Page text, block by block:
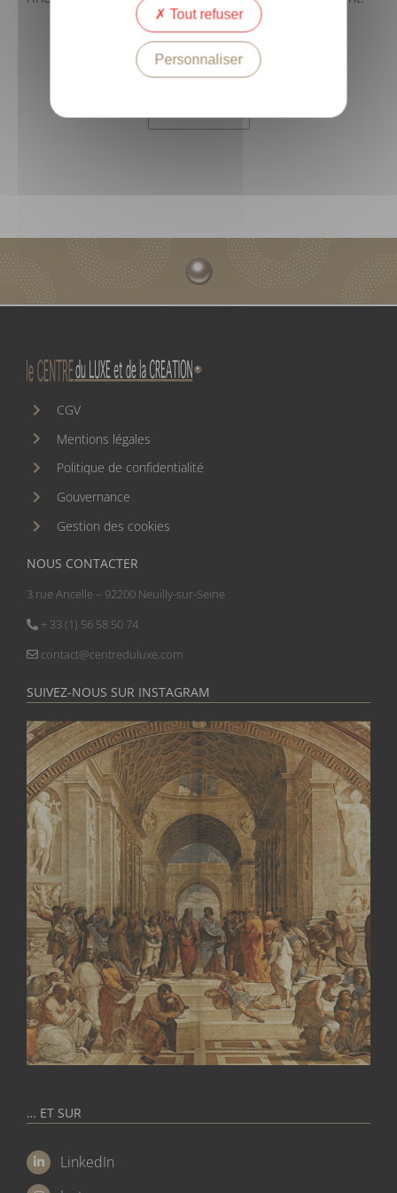
CGV
Mentions légales
Politique de confidentialité
Gouvernance
Gestion des cookies
NOUS CONTACTER
3 rue Ancelle – 92200 Neuilly-sur-Seine
+ 33 (1) 56 58 50 74
contact@centreduluxe.com
SUIVEZ-NOUS SUR INSTAGRAM
… ET SUR
LinkedIn
Tout refuser
Personnaliser